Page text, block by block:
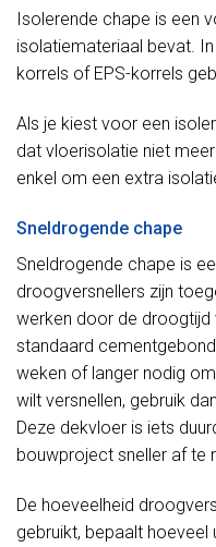
Isolerende chape is een
isolatiemateriaal bevat.
korrels of EPS-korrels
Als je kiest voor een
dat vloerisolatie niet
enkel om een extra
Sneldrogende chape
Sneldrogende chape is
droogversnellers zijn
werken door de droogtijd
standaard
weken of langer nodig
wilt versnellen, gebruik
Deze dekvloer is iets
bouwproject sneller af te
De hoeveelheid
gebruikt, bepaalt hoeveel